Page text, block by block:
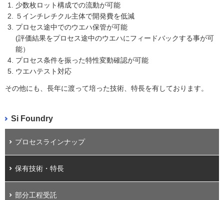
少数枚ロット構成での流動が可能
５インチレチクル主体で開発費を低減
プロセス途中でのウエハ保管が可能
(評価結果をプロセス途中のウエハにフィードバックする事が可
能）
プロセス条件を振った特性変動確認が可能
ウエハテスト対応
その他にも、長年に渡って培った技術、特長を有しております。
Si Foundry
プロセスラインナップ
保有技術・特長
部分工程受託